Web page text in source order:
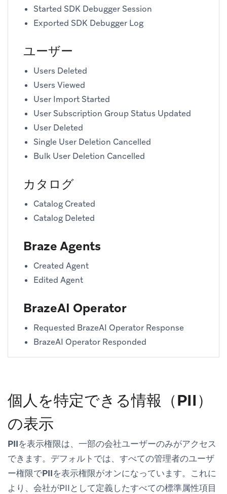
Started SDK Debugger Session
Exported SDK Debugger Log
ユーザー
Users Deleted
Users Viewed
User Import Started
User Subscription Group Status Updated
User Deleted
Single User Deletion Cancelled
Bulk User Deletion Cancelled
カタログ
Catalog Created
Catalog Deleted
Braze Agents
Created Agent
Edited Agent
BrazeAI Operator
Requested BrazeAI Operator Response
BrazeAI Operator Responded
個人を特定できる情報（PII）
の表示
PIIを表示権限は、一部の会社ユーザーのみがアクセス
できます。デフォルトでは、すべての管理者のユーザ
ー権限でPIIを表示権限がオンになっています。これに
より、会社がPIIとして定義したすべての標準属性項目